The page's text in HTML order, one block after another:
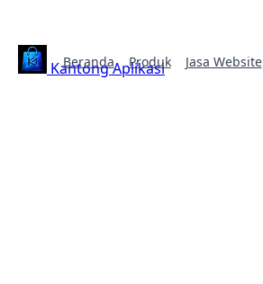
Kantong Aplikasi
Beranda Produk Jasa Website